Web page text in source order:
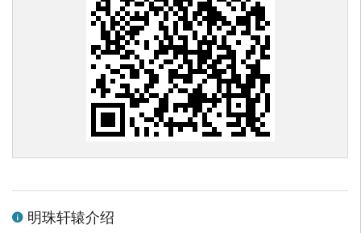
明珠轩辕介绍